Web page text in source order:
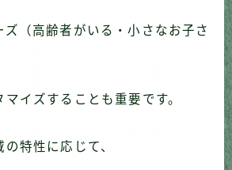
ズ（高齢者がいる・小さなお子さ
イズすることも重要です。
特性に応じて、